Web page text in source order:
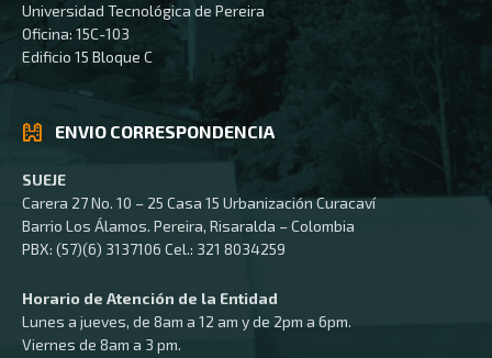
Universidad Tecnológica de Pereira
Oficina: 15C-103
Edificio 15 Bloque C
ENVIO CORRESPONDENCIA
SUEJE
Carera 27 No. 10 – 25 Casa 15 Urbanización Curacaví
Barrio Los Álamos. Pereira, Risaralda – Colombia
PBX: (57)(6) 3137106 Cel.: 321 8034259
Horario de Atención de la Entidad
Lunes a jueves, de 8am a 12 am y de 2pm a 6pm.
Viernes de 8am a 3 pm.